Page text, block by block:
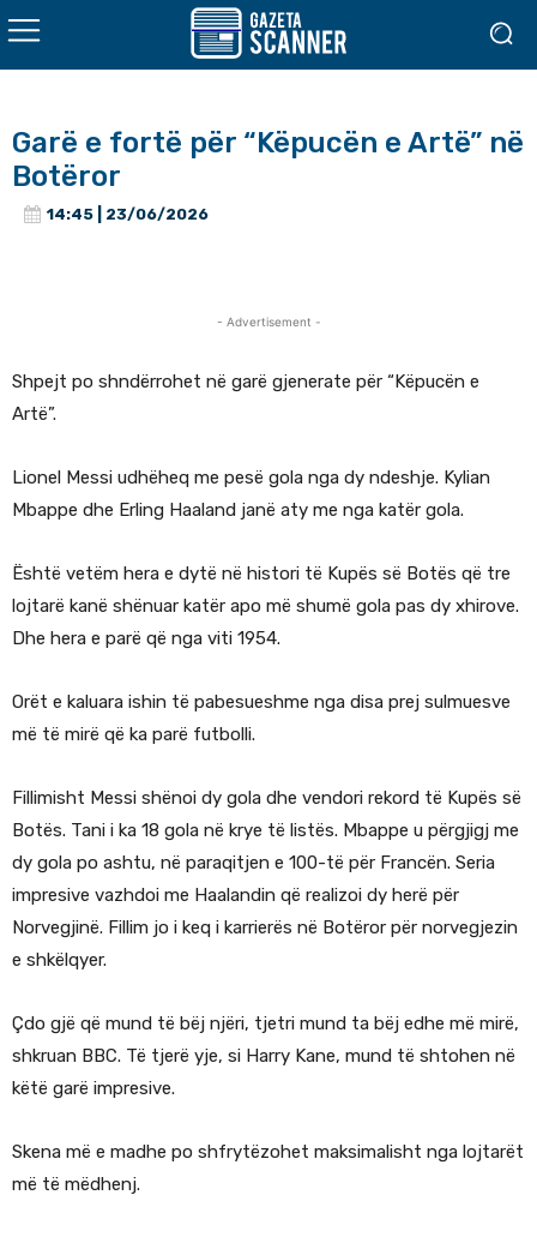
Garë e fortë për “Këpucën e Artë” në
Botëror
14:45 | 23/06/2026
- Advertisement -
Shpejt po shndërrohet në garë gjenerate për “Këpucën e
Artë”.
Lionel Messi udhëheq me pesë gola nga dy ndeshje. Kylian
Mbappe dhe Erling Haaland janë aty me nga katër gola.
Është vetëm hera e dytë në histori të Kupës së Botës që tre
lojtarë kanë shënuar katër apo më shumë gola pas dy xhirove.
Dhe hera e parë që nga viti 1954.
Orët e kaluara ishin të pabesueshme nga disa prej sulmuesve
më të mirë që ka parë futbolli.
Fillimisht Messi shënoi dy gola dhe vendori rekord të Kupës së
Botës. Tani i ka 18 gola në krye të listës. Mbappe u përgjigj me
dy gola po ashtu, në paraqitjen e 100-të për Francën. Seria
impresive vazhdoi me Haalandin që realizoi dy herë për
Norvegjinë. Fillim jo i keq i karrierës në Botëror për norvegjezin
e shkëlqyer.
Çdo gjë që mund të bëj njëri, tjetri mund ta bëj edhe më mirë,
shkruan BBC. Të tjerë yje, si Harry Kane, mund të shtohen në
këtë garë impresive.
Skena më e madhe po shfrytëzohet maksimalisht nga lojtarët
më të mëdhenj.